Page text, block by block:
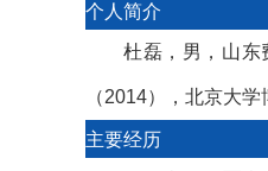
个人简介
杜磊，男，山东
（2014），北京大
主要经历